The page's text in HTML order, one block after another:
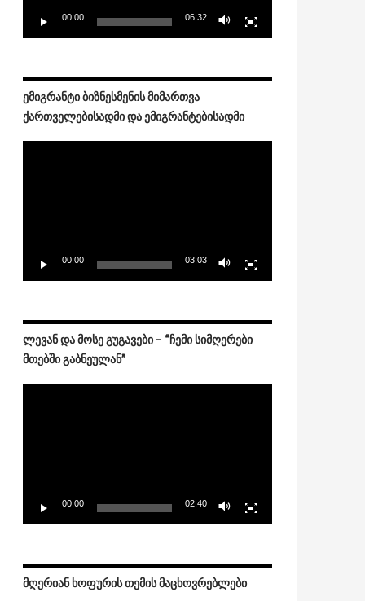
00:00 06:32
ᲔᲛᲘᲒᲠᲐᲜᲢᲘ ᲑᲘᲖᲜᲔᲡᲛᲔᲜᲘᲡ ᲛᲘᲛᲐᲠᲗᲕᲐ
ᲥᲐᲠᲗᲕᲔᲚᲔᲑᲘᲡᲐᲓᲛᲘ ᲓᲐ ᲔᲛᲘᲒᲠᲐᲜᲢᲔᲑᲘᲡᲐᲓᲛᲘ
00:00 03:03
ᲚᲔᲕᲐᲜ ᲓᲐ ᲛᲝᲡᲔ ᲒᲣᲒᲐᲕᲔᲑᲘ – “ᲩᲔᲛᲘ ᲡᲘᲛᲦᲔᲠᲔᲑᲘ
ᲛᲗᲔᲑᲨᲘ ᲒᲐᲑᲜᲔᲣᲚᲐᲜ”
00:00 02:40
ᲛᲦᲔᲠᲘᲐᲜ ᲮᲝᲤᲣᲠᲘᲡ ᲗᲔᲛᲘᲡ ᲛᲐᲪᲮᲝᲕᲠᲔᲑᲚᲔᲑᲘ